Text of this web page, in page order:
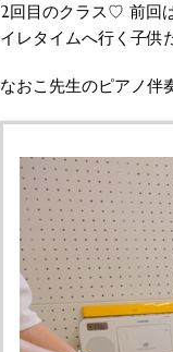
2回目のクラス♡ 前回
イレタイムへ行く子供
なおこ先生のピアノ伴